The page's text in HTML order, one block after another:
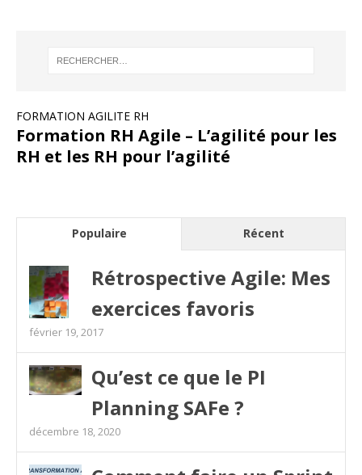
FORMATION AGILITE RH
Formation RH Agile – L’agilité pour les
RH et les RH pour l’agilité
Populaire Récent
Rétrospective Agile: Mes
exercices favoris
février 19, 2017
Qu’est ce que le PI
Planning SAFe ?
décembre 18, 2020